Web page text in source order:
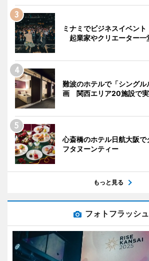
ミナミでビジネスイベント
起業家やクリエーター一
難波のホテルで「シングル
画 関西エリア20施設で
心斎橋のホテル日航大阪
フタヌーンティー
もっと見る
フォトフラッシュ